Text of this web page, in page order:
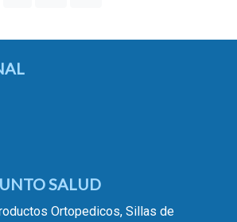
SALUD
Ortopedicos, Sillas de